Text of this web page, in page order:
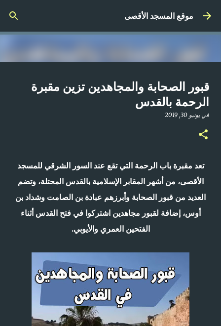
التخطي إلى المحتوى الرئيسيموقع المسجد الأقصى
صلاة المغرب مباشر من المسجد
الأقصى المبارك | الاثنين 21-4-2025م
فيأبريل 21, 2025
قبور الصحابة والمجاهدين تزين مقبرة
الرحمة بالقدس
في يونيو 30, 2019
تعد مقبرة باب الرحمة التي تقع عند السور الشرقي للمسجد
الأقصى، من أشهر المقابر الإسلامية بالقدس المحتلة، وتضم
العديد من قبور الصحابة وأبرزهم عبادة بن الصامت وشداد بن
أوس، إضافة لقبور مجاهدين اشتركوا في فتح القدس أثناء
الفتحين العمري والأيوبي.